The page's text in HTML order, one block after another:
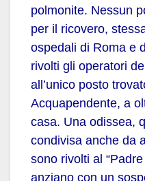
polmonite. Nessun
per il ricovero,
ospedali di Roma e
rivolti gli operatori
all’unico posto
Acquapendente, a
casa. Una odissea,
condivisa anche da
sono rivolti al
anziano con un